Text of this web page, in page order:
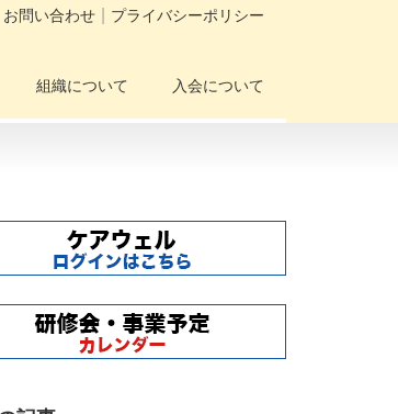
お問い合わせ プライバシーポリシー
組織について 入会について